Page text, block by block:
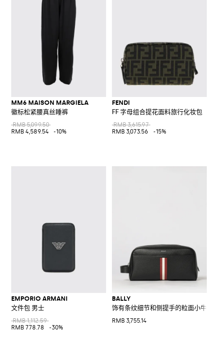
MM6 MAISON MARGIELA
徽标松紧腰真丝睡裤
RMB 5,099.50
RMB 4,589.54
-10%
FENDI
FF 字母组合提花面料旅行化妆包
RMB 3,615.97
RMB 3,073.56
-15%
EMPORIO ARMANI
文件包 男士
RMB 1,112.59
RMB 778.78
-30%
BALLY
饰有条纹细节和侧提手的粒面小牛皮
RMB 3,755.14